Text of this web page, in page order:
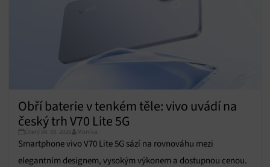
Obří baterie v tenkém těle: vivo uvádí na
český trh V70 Lite 5G
Úterý 04. 08. 2026 Monika
Smartphone vivo V70 Lite 5G sází na rovnováhu mezi
elegantním designem, vysokým výkonem a dostupnou cenou.